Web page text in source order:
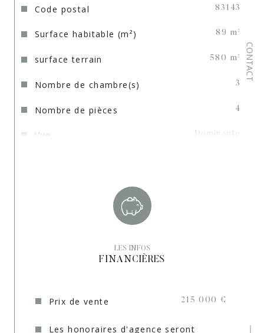
CONTACT
Code postal 83143
Surface habitable (m²) 89 m²
surface terrain 580 m²
Nombre de chambre(s) 3
Nombre de pièces 4
Vue Dominante
Type de chauffage Radiateur, Radiateur
Interphone OUI
LES INFOS
FINANCIÈRES
Prix de vente 215 000 €
Les honoraires d'agence seront